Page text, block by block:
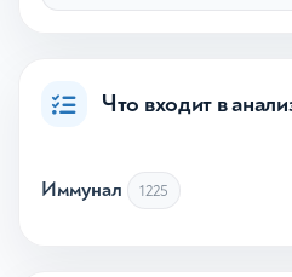
Что входит в
Иммунал 1225